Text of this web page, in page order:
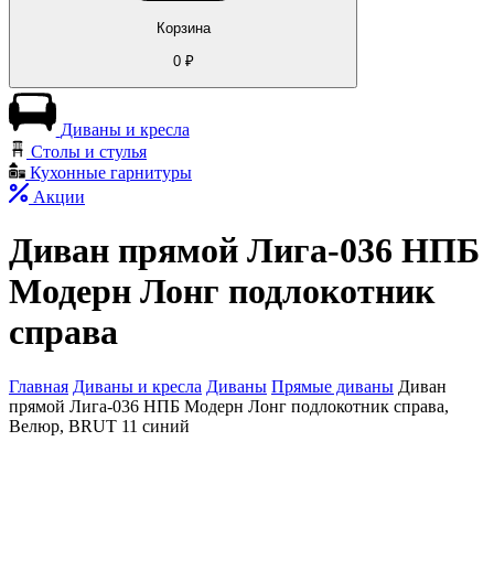
Корзина
0₽
Диваны и кресла
Столы и стулья
Кухонные гарнитуры
Акции
Диван прямой Лига-036 НПБ
Модерн Лонг подлокотник
справа
Главная Диваны и кресла Диваны Прямые диваны Диван
прямой Лига-036 НПБ Модерн Лонг подлокотник справа,
Велюр, BRUT 11 синий